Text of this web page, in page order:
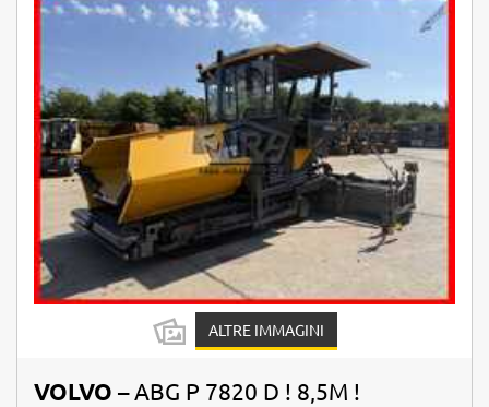
ALTRE IMMAGINI
VOLVO – ABG P 7820 D ! 8,5M !